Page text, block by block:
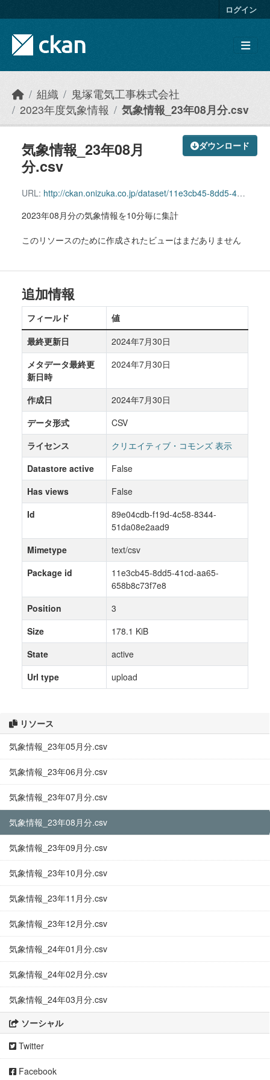
ログイン
組織
鬼塚電気工事株式会社
2023年度気象情報
気象情報_23年08月分.csv
ダウンロード
気象情報_23年08月
分.csv
URL: http://ckan.onizuka.co.jp/dataset/11e3cb45-8dd5-41cd-aa65-658b8c73f7e8/resource/89e04cdb-f19d-4c58-8344-51da08e2aad9/download/weather_2308.csv
2023年08月分の気象情報を10分毎に集計
このリソースのために作成されたビューはまだありません
リソース
気象情報_23年05月分.csv
気象情報_23年06月分.csv
気象情報_23年07月分.csv
気象情報_23年08月分.csv
気象情報_23年09月分.csv
気象情報_23年10月分.csv
気象情報_23年11月分.csv
気象情報_23年12月分.csv
気象情報_24年01月分.csv
気象情報_24年02月分.csv
気象情報_24年03月分.csv
ソーシャル
Twitter
Facebook
追加情報
フィールド
値
最終更新日
2024年7月30日
メタデータ最終更
新日時
2024年7月30日
作成日
2024年7月30日
データ形式
CSV
ライセンス
クリエイティブ・コモンズ 表示
Datastore active
False
Has views
False
Id
89e04cdb-f19d-4c58-8344-
51da08e2aad9
Mimetype
text/csv
Package id
11e3cb45-8dd5-41cd-aa65-
658b8c73f7e8
Position
3
Size
178.1 KiB
State
active
Url type
upload